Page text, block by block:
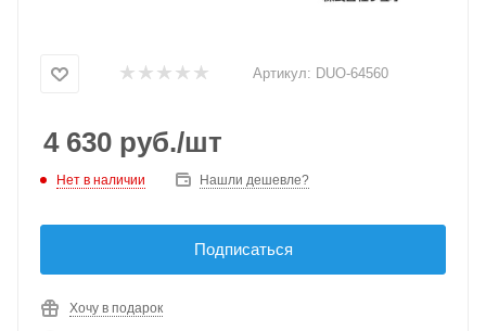
Артикул: DUO-64560
4 630 руб./шт
Нет в наличии Нашли дешевле?
Подписаться
Хочу в подарок